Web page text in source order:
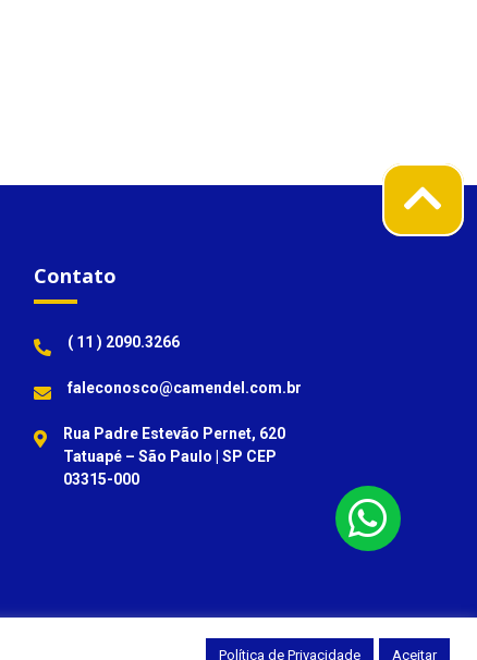
Política de Privacidade Aceitar
Contato
( 11 ) 2090.3266
faleconosco@camendel.com.br
Rua Padre Estevão Pernet, 620
Tatuapé – São Paulo | SP CEP
03315-000